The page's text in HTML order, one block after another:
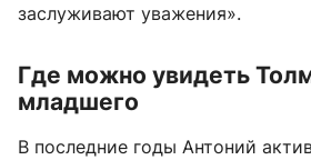
заслуживают уважения».
Где можно увидеть
младшего
В последние годы Антоний